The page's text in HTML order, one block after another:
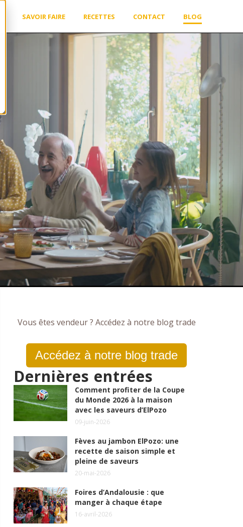
SAVOIR FAIRE RECETTES CONTACT BLOG
Vous êtes vendeur ? Accédez à notre blog trade
Accédez à notre blog trade
Dernières entrées
Comment profiter de la Coupe
du Monde 2026 à la maison
avec les saveurs d’ElPozo
09-juin-2026
Fèves au jambon ElPozo: une
recette de saison simple et
pleine de saveurs
20-mai-2026
Foires d’Andalousie : que
manger à chaque étape
16-avril-2026